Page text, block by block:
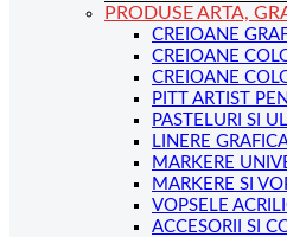
PRODUSE ARTA,
CREIOANE
CREIOANE
CREIOANE
PITT ARTIST PEN
PASTELURI SI
LINERE
MARKERE
MARKERE SI
VOPSELE
ACCESORII SI